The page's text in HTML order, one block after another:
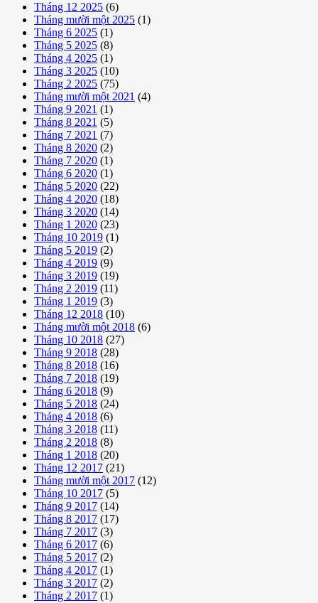
Tháng 12 2025 (6)
Tháng mười một 2025 (1)
Tháng 6 2025 (1)
Tháng 5 2025 (8)
Tháng 4 2025 (1)
Tháng 3 2025 (10)
Tháng 2 2025 (75)
Tháng mười một 2021 (4)
Tháng 9 2021 (1)
Tháng 8 2021 (5)
Tháng 7 2021 (7)
Tháng 8 2020 (2)
Tháng 7 2020 (1)
Tháng 6 2020 (1)
Tháng 5 2020 (22)
Tháng 4 2020 (18)
Tháng 3 2020 (14)
Tháng 1 2020 (23)
Tháng 10 2019 (1)
Tháng 5 2019 (2)
Tháng 4 2019 (9)
Tháng 3 2019 (19)
Tháng 2 2019 (11)
Tháng 1 2019 (3)
Tháng 12 2018 (10)
Tháng mười một 2018 (6)
Tháng 10 2018 (27)
Tháng 9 2018 (28)
Tháng 8 2018 (16)
Tháng 7 2018 (19)
Tháng 6 2018 (9)
Tháng 5 2018 (24)
Tháng 4 2018 (6)
Tháng 3 2018 (11)
Tháng 2 2018 (8)
Tháng 1 2018 (20)
Tháng 12 2017 (21)
Tháng mười một 2017 (12)
Tháng 10 2017 (5)
Tháng 9 2017 (14)
Tháng 8 2017 (17)
Tháng 7 2017 (3)
Tháng 6 2017 (6)
Tháng 5 2017 (2)
Tháng 4 2017 (1)
Tháng 3 2017 (2)
Tháng 2 2017 (1)